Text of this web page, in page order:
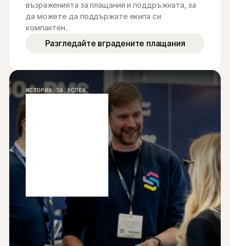
възраженията за плащания и поддръжката, за
да можете да поддържате екипа си
компактен.
Разгледайте вградените плащания
ИСТОРИЯ ЗА УСПЕХ